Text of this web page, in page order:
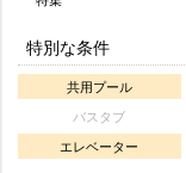
特別な条件
共用プール
バスタブ
エレベーター